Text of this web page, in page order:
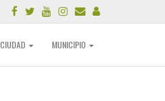
CIUDAD MUNICIPIO